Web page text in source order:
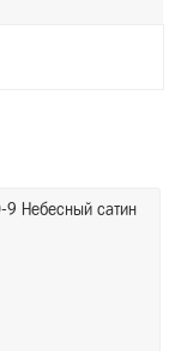
Небесный сатин